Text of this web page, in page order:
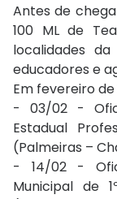
Antes de
100 ML de
localidades
educadores e
Em fevereiro
- 03/02 -
Estadual
(Palmeiras –
- 14/02 -
Municipal de